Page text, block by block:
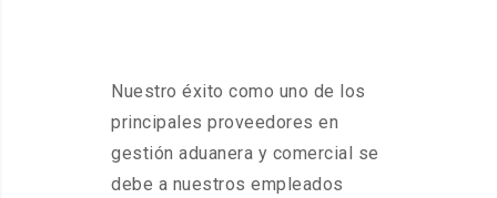
Nuestro éxito como uno de los
principales proveedores en
gestión aduanera y comercial se
debe a nuestros empleados